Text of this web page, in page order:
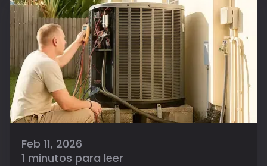
Feb 11, 2026
1 minutos para leer